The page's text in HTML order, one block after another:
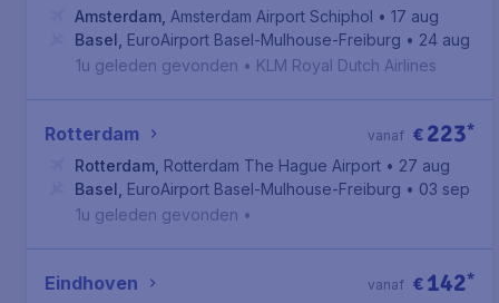
Amsterdam Amsterdam Airport Schiphol • 17 aug
Basel EuroAirport Basel-Mulhouse-Freiburg • 24 aug
1u geleden gevonden • KLM Royal Dutch Airlines
Rotterdam € 223*
vanaf
Rotterdam Rotterdam The Hague Airport • 27 aug
Basel EuroAirport Basel-Mulhouse-Freiburg • 03 sep
1u geleden gevonden •
Eindhoven € 142*
vanaf